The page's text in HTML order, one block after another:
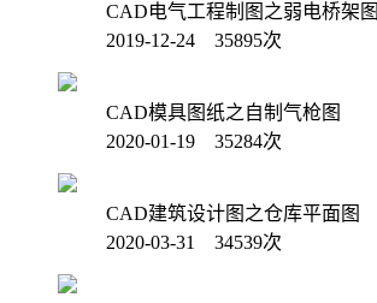
CAD电气工程制图之弱电桥架图
2019-12-24 35895次
CAD模具图纸之自制气枪图
2020-01-19 35284次
CAD建筑设计图之仓库平面图
2020-03-31 34539次